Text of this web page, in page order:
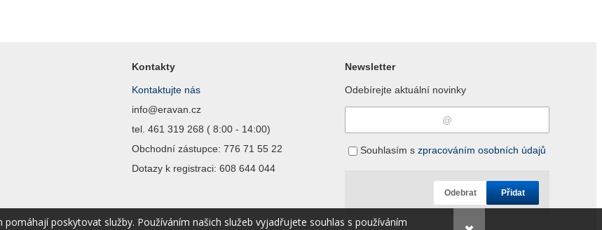
Kontakty
Kontaktujte nás
info@eravan.cz
tel. 461 319 268 ( 8:00 - 14:00)
Obchodní zástupce: 776 71 55 22
Dotazy k registraci: 608 644 044
Newsletter
Odebírejte aktuální novinky
Souhlasím s zpracováním osobních údajů
Odebrat Přidat
poskytovat služby. Používáním našich služeb vyjadřujete souhlas s používáním